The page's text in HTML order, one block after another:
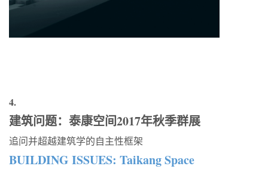
4.
建筑问题：泰康空间2017年秋季群展
追问并超越建筑学的自主性框架
BUILDING ISSUES: Taikang Space